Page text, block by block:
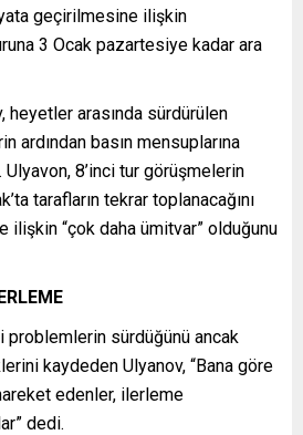
geçirilmesine ilişkin
3 Ocak pazartesiye kadar ara
heyetler arasında sürdürülen
ardından basın mensuplarına
Ulyavon, 8’inci tur görüşmelerin
tarafların tekrar toplanacağını
ilişkin “çok daha ümitvar” olduğunu
sürdüğünü ancak
kaydeden Ulyanov, “Bana göre
edenler, ilerleme
dedi.